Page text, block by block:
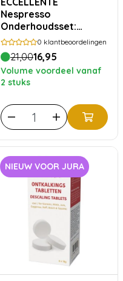
Nespresso
Onderhoudsset:
Jaarvoorraad
Ontkalker
0 klantbeoordelingen
21,0016,95
Volume voordeel vanaf
2 stuks
NIEUW VOOR JURA